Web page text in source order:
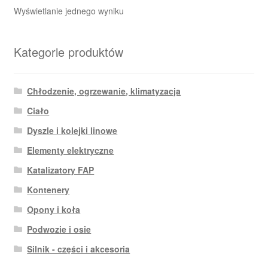
Wyświetlanie jednego wyniku
Kategorie produktów
Chłodzenie, ogrzewanie, klimatyzacja
Ciało
Dyszle i kolejki linowe
Elementy elektryczne
Katalizatory FAP
Kontenery
Opony i koła
Podwozie i osie
Silnik - części i akcesoria